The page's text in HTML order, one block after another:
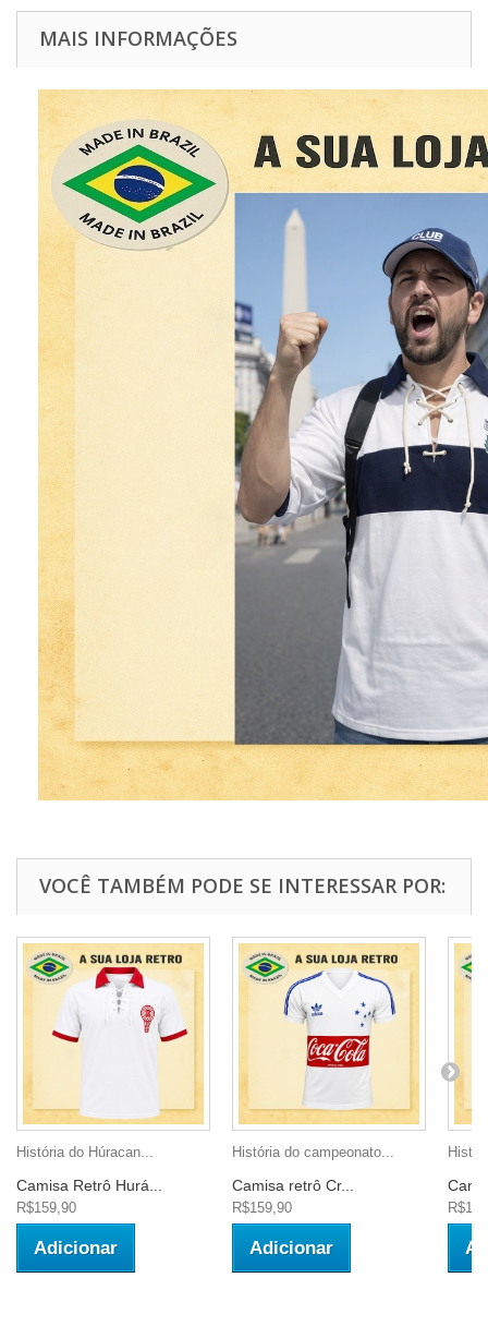
MAIS INFORMAÇÕES
VOCÊ TAMBÉM PODE SE INTERESSAR POR:
História do Húracan...
Camisa Retrô Hurá...
R$159,90
Adicionar
História do campeonato...
Camisa retrô Cr...
R$159,90
Adicionar